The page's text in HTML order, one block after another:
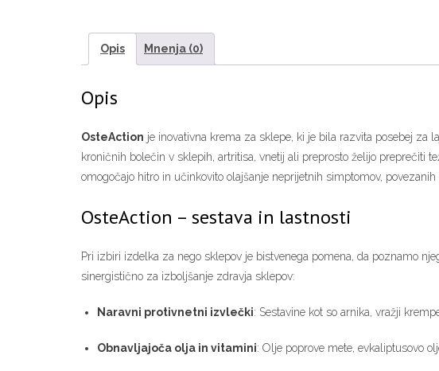
Opis Mnenja (0)
Opis
OsteAction je inovativna krema za sklepe, ki je bila razvita posebej za
kroničnih bolečin v sklepih, artritisa, vnetij ali preprosto želijo preprečiti
omogočajo hitro in učinkovito olajšanje neprijetnih simptomov, povezanih
OsteAction – sestava in lastnosti
Pri izbiri izdelka za nego sklepov je bistvenega pomena, da poznamo
sinergistično za izboljšanje zdravja sklepov:
Naravni protivnetni izvlečki: Sestavine kot so arnika, vražji
Obnavljajoča olja in vitamini: Olje poprove mete, evkaliptusovo